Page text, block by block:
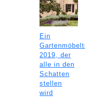
Ein
2019, der
alle in den
Schatten
stellen
wird